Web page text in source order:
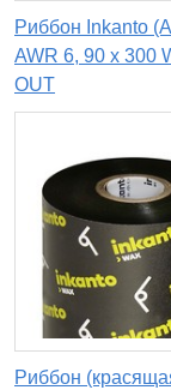
Риббон Inkanto
AWR 6, 90 x 300
OUT
Риббон